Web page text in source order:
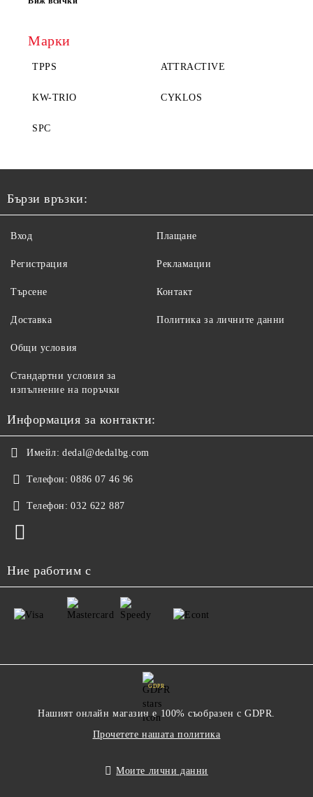
Марки
TPPS ATTRACTIVE
KW-TRIO CYKLOS
SPC
Бързи връзки:
Вход
Регистрация
Търсене
Доставка
Плащане
Рекламации
Контакт
Политика за личните данни
Общи условия
Стандартни условия за
изпълнение на поръчки
Информация за контакти:
Имейл: dedal@dedalbg.com
Телефон: 0886 07 46 96
Телефон: 032 622 887
Ние работим с
GDPR
Нашият онлайн магазин е 100% съобразен с GDPR.
Прочетете нашата политика
Моите лични данни